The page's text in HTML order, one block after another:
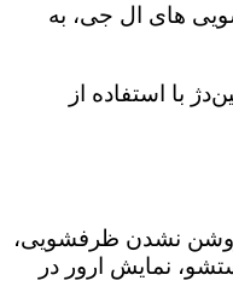
های ال جی، به
با استفاده از
روشن نشدن ظرفشویی،
نمایش ارور در